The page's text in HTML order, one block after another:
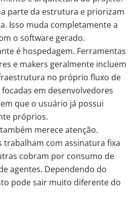
parte da estrutura e priorizam
Isso muda completamente a
o software gerado.
é hospedagem. Ferramentas
e makers geralmente incluem
no próprio fluxo de
em desenvolvedores
que o usuário já possui
próprios.
merece atenção.
trabalham com assinatura fixa
cobram por consumo de
agentes. Dependendo do
pode sair muito diferente do